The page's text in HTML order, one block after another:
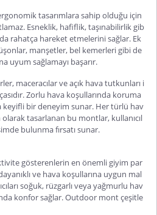
tasarımlara sahip olduğu için
Esneklik, hafiflik, taşınabilirlik gib
rahatça hareket etmelerini sağlar. Ek
manşetler, bel kemerleri gibi de
uyum sağlamayı başarır.
maceracılar ve açık hava tutkunları i
Zorlu hava koşullarında koruma
keyifli bir deneyim sunar. Her türlü hav
tasarlanan bu montlar, kullanıcıl
bulunma fırsatı sunar.
gösterenlerin en önemli giyim par
ve hava koşullarına uygun mal
soğuk, rüzgarlı veya yağmurlu hav
konfor sağlar. Outdoor mont çeşitle